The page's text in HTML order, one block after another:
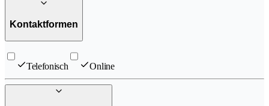
Kontaktformen
Telefonisch Online